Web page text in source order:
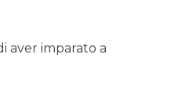
aver imparato a